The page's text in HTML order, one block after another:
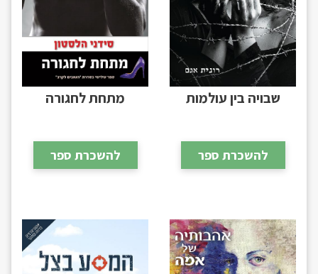
שבויה בין עולמות
להשכרת ספר
מתחת לחגורה
להשכרת ספר